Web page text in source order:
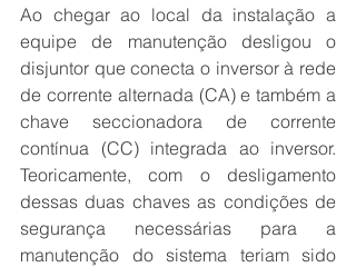
Ao chegar ao local da instalação a
equipe de manutenção desligou o
disjuntor que conecta o inversor à rede
de corrente alternada (CA) e também a
chave seccionadora de corrente
contínua (CC) integrada ao inversor.
Teoricamente, com o desligamento
dessas duas chaves as condições de
segurança necessárias para a
manutenção do sistema teriam sido